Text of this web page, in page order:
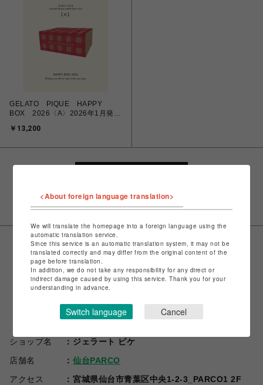
GELATO PIQUE HAPPY
BOX 2026〈A〉2026年1月発送
￥13,200
ショップ名
ジェラート ピケ
店舗名
仙台PARCO
アクセス
宮城県仙台市青葉区中央1-2-3_PARCO1 2F
<About foreign language translation>
We will translate the homepage into a foreign language using the
automatic translation service.
Since this service is an automatic translation system, it may not be
translated correctly and may differ from the original content of the
page before translation.
In addition, we do not take any responsibility for any direct or
indirect damage caused by using this service. Thank you for your
understanding in advance.
Switch language Cancel